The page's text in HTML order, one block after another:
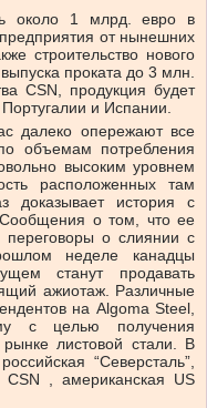
около 1 млрд. евро в
от нынешних
строительство нового
проката до 3 млн.
CSN, продукция будет
и Испании.
далеко опережают все
объемам потребления
высоким уровнем
расположенных там
доказывает история с
о том, что ее
переговоры о слиянии с
неделе канадцы
станут продавать
ажиотаж. Различные
на Algoma Steel,
с целью получения
листовой стали. В
“Северсталь”,
CSN , американская US